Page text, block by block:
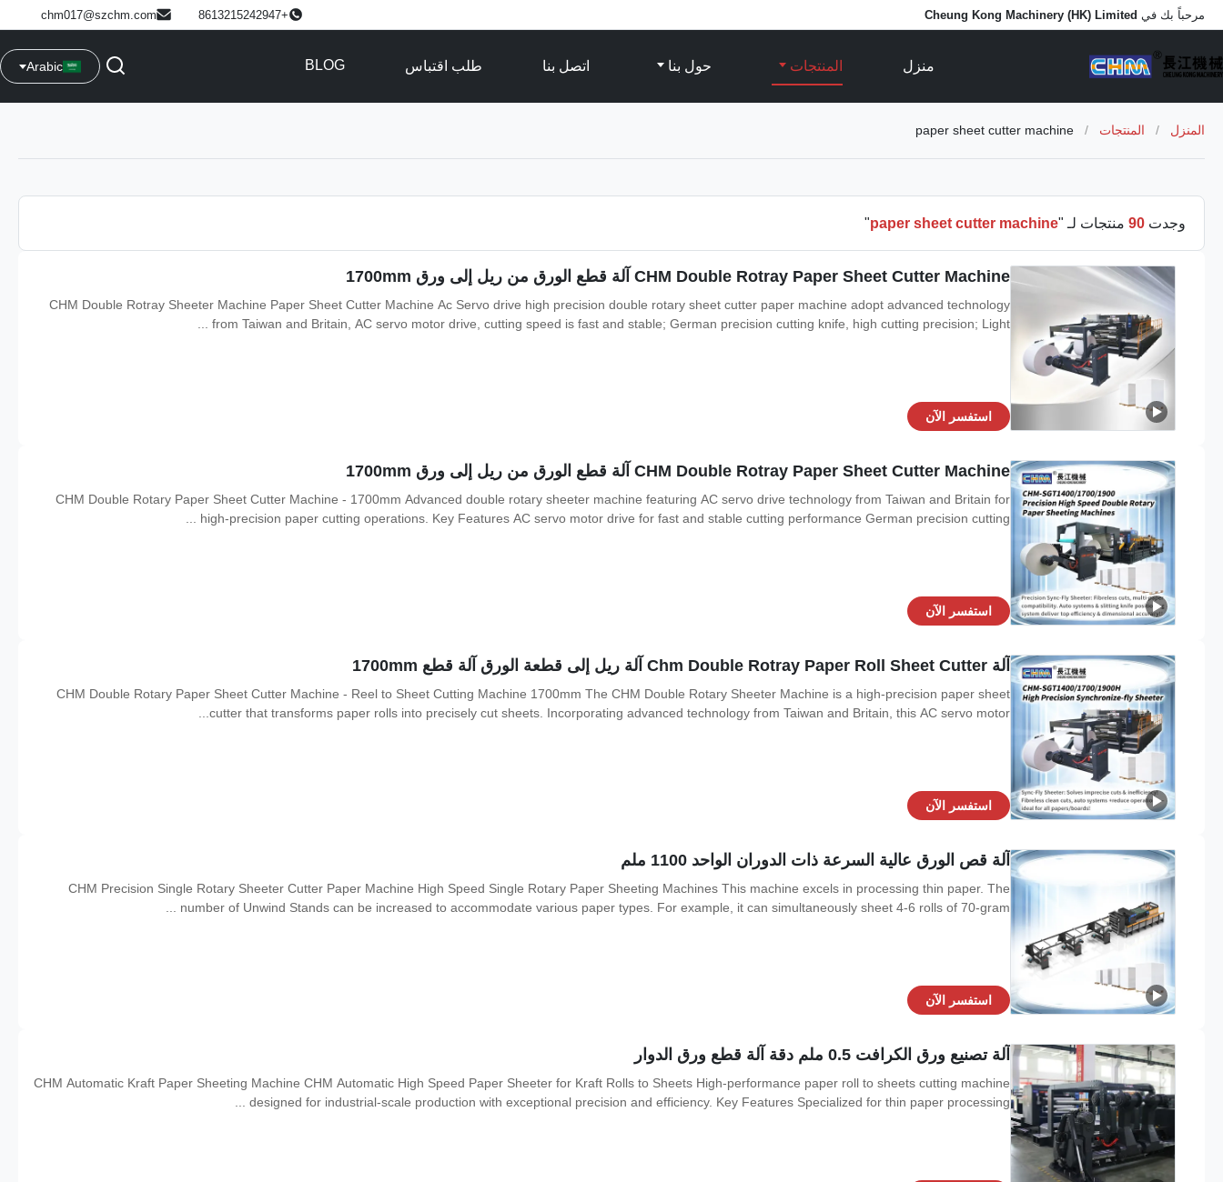
مرحباً بك في Cheung Kong Machinery (HK) Limited
+8613215242947
chm017@szchm.com
منزل المنتجات حول بنا اتصل بنا طلب اقتباس BLOG
Arabic
المنزل / المنتجات /
paper sheet cutter machine
وجدت 90 منتجات لـ "paper sheet cutter machine
"
CHM Double Rotray Paper Sheet Cutter Machine آلة قطع الورق من ريل إلى ورق 1700mm
CHM Double Rotray Sheeter Machine Paper Sheet Cutter Machine Ac Servo drive high precision double rotary sheet cutter paper machine adopt advanced technology
from Taiwan and Britain, AC servo motor drive, cutting speed is fast and stable; German precision cutting knife, high cutting precision; Light ...
استفسر الآن
CHM Double Rotray Paper Sheet Cutter Machine آلة قطع الورق من ريل إلى ورق 1700mm
CHM Double Rotary Paper Sheet Cutter Machine - 1700mm Advanced double rotary sheeter machine featuring AC servo drive technology from Taiwan and Britain for
high-precision paper cutting operations. Key Features AC servo motor drive for fast and stable cutting performance German precision cutting ...
استفسر الآن
آلة Chm Double Rotray Paper Roll Sheet Cutter آلة ريل إلى قطعة الورق آلة قطع 1700mm
CHM Double Rotary Paper Sheet Cutter Machine - Reel to Sheet Cutting Machine 1700mm The CHM Double Rotary Sheeter Machine is a high-precision paper sheet
cutter that transforms paper rolls into precisely cut sheets. Incorporating advanced technology from Taiwan and Britain, this AC servo motor...
استفسر الآن
آلة قص الورق عالية السرعة ذات الدوران الواحد 1100 ملم
CHM Precision Single Rotary Sheeter Cutter Paper Machine High Speed Single Rotary Paper Sheeting Machines This machine excels in processing thin paper. The
number of Unwind Stands can be increased to accommodate various paper types. For example, it can simultaneously sheet 4-6 rolls of 70-gram ...
استفسر الآن
آلة تصنيع ورق الكرافت 0.5 ملم دقة آلة قطع ورق الدوار
CHM Automatic Kraft Paper Sheeting Machine CHM Automatic High Speed Paper Sheeter for Kraft Rolls to Sheets High-performance paper roll to sheets cutting machine
designed for industrial-scale production with exceptional precision and efficiency. Key Features Specialized for thin paper processing ...